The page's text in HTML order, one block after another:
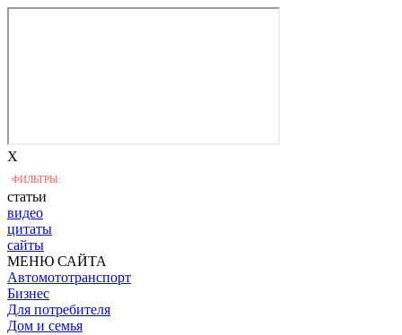
X
ФИЛЬТРЫ:
статьи
видео
цитаты
сайты
МЕНЮ САЙТА
Автомототранспорт
Бизнес
Для потребителя
Дом и семья